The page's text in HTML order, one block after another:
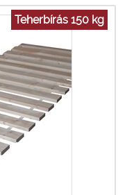
Teherbírás 150 kg